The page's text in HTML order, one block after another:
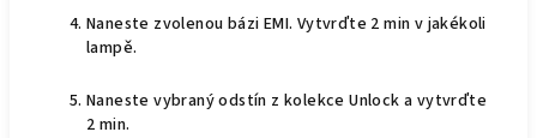
Naneste zvolenou bázi EMI. Vytvrďte 2 min v jakékoli
lampě.
Naneste vybraný odstín z kolekce Unlock a vytvrďte
2 min.